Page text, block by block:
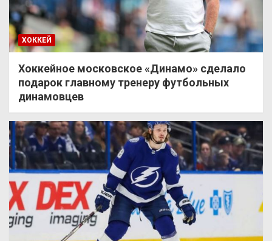
ХОККЕЙ
Хоккейное московское «Динамо» сделало
подарок главному тренеру футбольных
динамовцев